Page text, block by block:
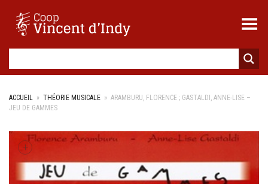
Toggle Menu
ACCUEIL » THÉORIE MUSICALE » ARAMBURU, FLORENCE ; GASTALDI, ANNE-LISE –
JEU DE GAMMES
+